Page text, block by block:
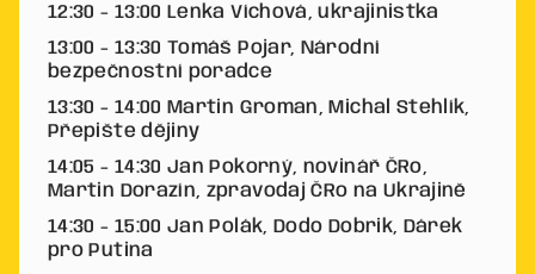
12:30 - 13:00 Lenka Víchová, ukrajinistka
13:00 - 13:30 Tomáš Pojar, Národní
bezpečnostní poradce
13:30 - 14:00 Martin Groman, Michal Stehlík,
Přepište dějiny
14:05 - 14:30 Jan Pokorný, novinář ČRo,
Martin Dorazín, zpravodaj ČRo na Ukrajině
14:30 - 15:00 Jan Polák, Dodo Dobrik, Dárek
pro Putina